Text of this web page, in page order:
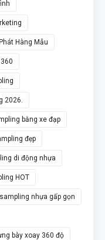
Hàng Mẫu
2026.
bằng xe đạp
đẹp
di động nhựa
HOT
nhựa gấp gọn
bày xoay 360 độ